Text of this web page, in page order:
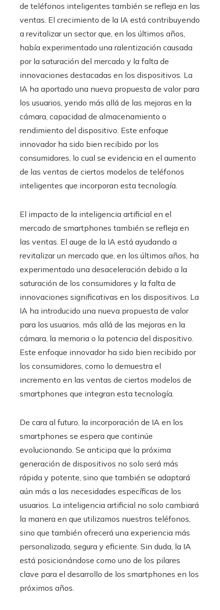
de teléfonos inteligentes también se refleja en las
ventas. El crecimiento de la IA está contribuyendo
a revitalizar un sector que, en los últimos años,
había experimentado una ralentización causada
por la saturación del mercado y la falta de
innovaciones destacadas en los dispositivos. La
IA ha aportado una nueva propuesta de valor para
los usuarios, yendo más allá de las mejoras en la
cámara, capacidad de almacenamiento o
rendimiento del dispositivo. Este enfoque
innovador ha sido bien recibido por los
consumidores, lo cual se evidencia en el aumento
de las ventas de ciertos modelos de teléfonos
inteligentes que incorporan esta tecnología.
El impacto de la inteligencia artificial en el
mercado de smartphones también se refleja en
las ventas. El auge de la IA está ayudando a
revitalizar un mercado que, en los últimos años, ha
experimentado una desaceleración debido a la
saturación de los consumidores y la falta de
innovaciones significativas en los dispositivos. La
IA ha introducido una nueva propuesta de valor
para los usuarios, más allá de las mejoras en la
cámara, la memoria o la potencia del dispositivo.
Este enfoque innovador ha sido bien recibido por
los consumidores, como lo demuestra el
incremento en las ventas de ciertos modelos de
smartphones que integran esta tecnología.
De cara al futuro, la incorporación de IA en los
smartphones se espera que continúe
evolucionando. Se anticipa que la próxima
generación de dispositivos no solo será más
rápida y potente, sino que también se adaptará
aún más a las necesidades específicas de los
usuarios. La inteligencia artificial no solo cambiará
la manera en que utilizamos nuestros teléfonos,
sino que también ofrecerá una experiencia más
personalizada, segura y eficiente. Sin duda, la IA
está posicionándose como uno de los pilares
clave para el desarrollo de los smartphones en los
próximos años.